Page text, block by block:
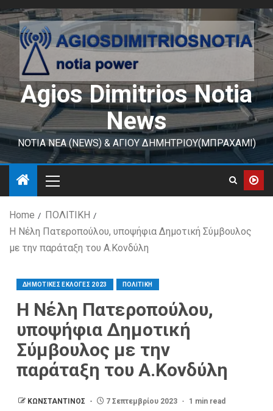
Agios Dimitrios Notia
News
ΝΟΤΙΑ ΝΕΑ (NEWS) & ΑΓΙΟΥ ΔΗΜΗΤΡΙΟΥ(ΜΠΡΑΧΑΜΙ)
Home
ΠΟΛΙΤΙΚΗ
Η Νέλη Πατεροπούλου, υποψήφια Δημοτική Σύμβουλος
με την παράταξη του Α.Κονδύλη
ΔΗΜΟΤΙΚΕΣ ΕΚΛΟΓΕΣ 2023 ΠΟΛΙΤΙΚΗ
Η Νέλη Πατεροπούλου,
υποψήφια Δημοτική
Σύμβουλος με την
παράταξη του Α.Κονδύλη
ΚΩΝΣΤΑΝΤΙΝΟΣ 7 Σεπτεμβρίου 2023 1 min read